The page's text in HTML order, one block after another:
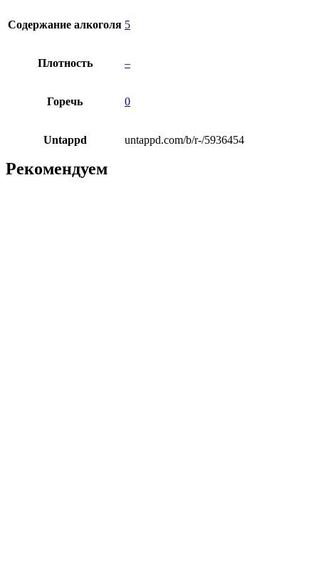
Содержание алкоголя 5
Плотность –
Горечь 0
Untappd untappd.com/b/r-/5936454
Рекомендуем